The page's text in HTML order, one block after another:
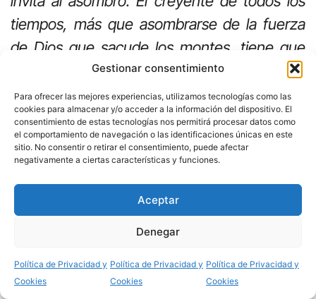
Gestionar consentimiento
Para ofrecer las mejores experiencias, utilizamos tecnologías como las
cookies para almacenar y/o acceder a la información del dispositivo. El
consentimiento de estas tecnologías nos permitirá procesar datos como
el comportamiento de navegación o las identificaciones únicas en este
sitio. No consentir o retirar el consentimiento, puede afectar
negativamente a ciertas características y funciones.
Aceptar
Denegar
Política de Privacidad y
Cookies
Política de Privacidad y
Cookies
Política de Privacidad y
Cookies
tiempos, más que asombrarse de la fuerza
de Dios que sacude los montes, tiene que
maravillarse de que Dios se incline con
ternura hacia los débiles. De este asombro
nace un corazón nuevo en el creyente para
que imite al Señor en su preocupación por
los débiles”. ( Vincenzo Paglia).